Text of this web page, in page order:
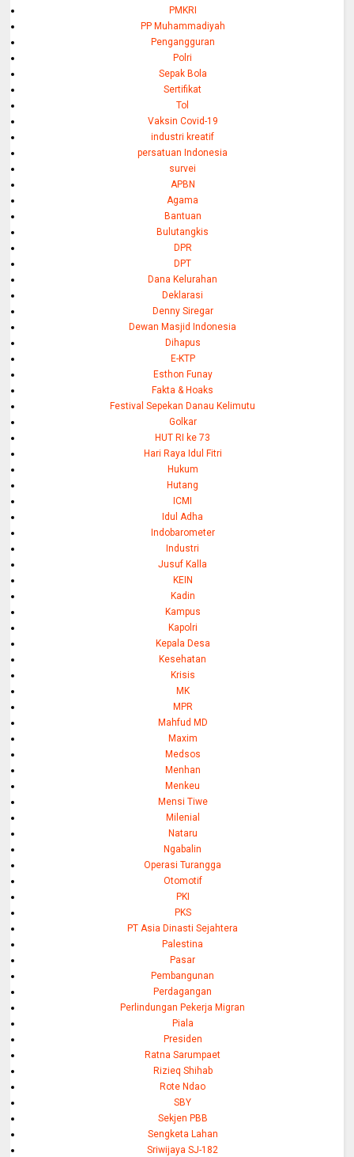
PMKRI
PP Muhammadiyah
Pengangguran
Polri
Sepak Bola
Sertifikat
Tol
Vaksin Covid-19
industri kreatif
persatuan Indonesia
survei
APBN
Agama
Bantuan
Bulutangkis
DPR
DPT
Dana Kelurahan
Deklarasi
Denny Siregar
Dewan Masjid Indonesia
Dihapus
E-KTP
Esthon Funay
Fakta & Hoaks
Festival Sepekan Danau Kelimutu
Golkar
HUT RI ke 73
Hari Raya Idul Fitri
Hukum
Hutang
ICMI
Idul Adha
Indobarometer
Industri
Jusuf Kalla
KEIN
Kadin
Kampus
Kapolri
Kepala Desa
Kesehatan
Krisis
MK
MPR
Mahfud MD
Maxim
Medsos
Menhan
Menkeu
Mensi Tiwe
Milenial
Nataru
Ngabalin
Operasi Turangga
Otomotif
PKI
PKS
PT Asia Dinasti Sejahtera
Palestina
Pasar
Pembangunan
Perdagangan
Perlindungan Pekerja Migran
Piala
Presiden
Ratna Sarumpaet
Rizieq Shihab
Rote Ndao
SBY
Sekjen PBB
Sengketa Lahan
Sriwijaya SJ-182